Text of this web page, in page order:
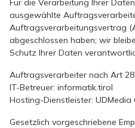
Für die Verarbeitung Ihrer
ausgewählte
Auftragsverarbeitungsvertrag
abgeschlossen haben; wir
Schutz Ihrer Daten
Auftragsverarbeiter nach Art 28
IT-Betreuer: informatik.tirol
Hosting-Dienstleister: UDMedia
Gesetzlich vorgeschriebene